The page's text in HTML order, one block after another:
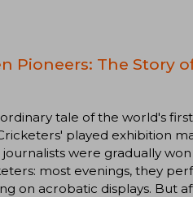
Pioneers: The Story
tale of the world's
played exhibition
were gradually
most evenings, they
on acrobatic displays. But